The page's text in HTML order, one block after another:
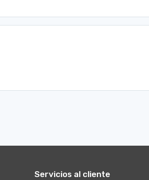
Servicios al cliente